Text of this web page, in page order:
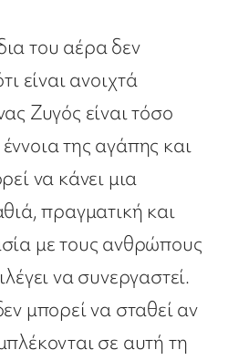
του αέρα δεν
είναι ανοιχτά
Ζυγός είναι τόσο
της αγάπης και
να κάνει μια
πραγματική και
με τους ανθρώπους
να συνεργαστεί.
μπορεί να σταθεί αν
σε αυτή τη